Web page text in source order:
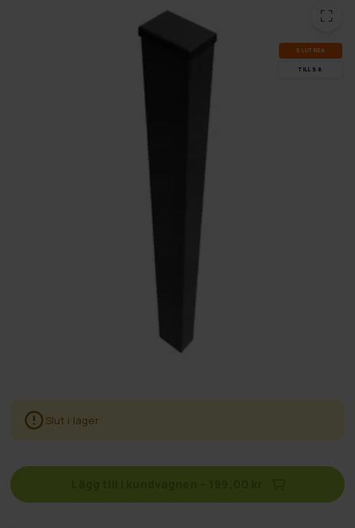
SLUT­REA
TILL 9.8.
Slut i lager